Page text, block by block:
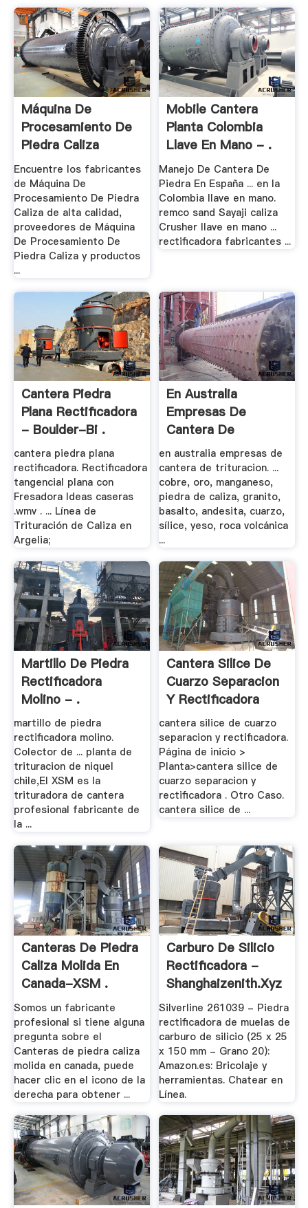
Máquina De
Procesamiento De
Piedra Caliza
Encuentre los fabricantes
de Máquina De
Procesamiento De Piedra
Caliza de alta calidad,
proveedores de Máquina
De Procesamiento De
Piedra Caliza y productos
...
Mobile Cantera
Planta Colombia
Llave En Mano - .
Manejo De Cantera De
Piedra En España ... en la
Colombia llave en mano.
remco sand Sayaji caliza
Crusher llave en mano ...
rectificadora fabricantes ...
Cantera Piedra
Plana Rectificadora
- Boulder-Bi .
cantera piedra plana
rectificadora. Rectificadora
tangencial plana con
Fresadora Ideas caseras
.wmv . ... Línea de
Trituración de Caliza en
Argelia;
En Australia
Empresas De
Cantera De
Trituracion
en australia empresas de
cantera de trituracion. ...
cobre, oro, manganeso,
piedra de caliza, granito,
basalto, andesita, cuarzo,
sílice, yeso, roca volcánica
...
Martillo De Piedra
Rectificadora
Molino - .
martillo de piedra
rectificadora molino.
Colector de ... planta de
trituracion de niquel
chile,El XSM es la
trituradora de cantera
profesional fabricante de
la ...
Cantera Silice De
Cuarzo Separacion
Y Rectificadora
cantera silice de cuarzo
separacion y rectificadora.
Página de inicio >
Planta>cantera silice de
cuarzo separacion y
rectificadora . Otro Caso.
cantera silice de ...
Canteras De Piedra
Caliza Molida En
Canada-XSM .
Somos un fabricante
profesional si tiene alguna
pregunta sobre el
Canteras de piedra caliza
molida en canada, puede
hacer clic en el icono de la
derecha para obtener ...
Carburo De Silicio
Rectificadora -
Shanghaizenith.xyz
Silverline 261039 - Piedra
rectificadora de muelas de
carburo de silicio (25 x 25
x 150 mm - Grano 20):
Amazon.es: Bricolaje y
herramientas. Chatear en
Línea.